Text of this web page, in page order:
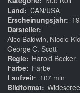
Land
CAN/USA
Erscheinungsjahr
Darsteller
Alec Baldwin, Nicole
George C. Scott
Regie
Harold Becker
Farbe
Farbe
Laufzeit
107 min
Bildformat